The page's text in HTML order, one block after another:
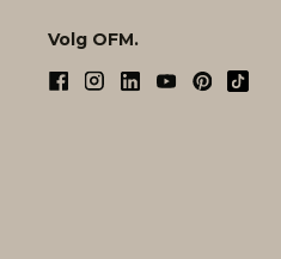
Volg OFM.